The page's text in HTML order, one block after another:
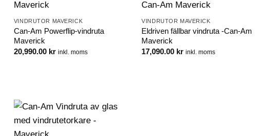
VINDRUTOR MAVERICK
Can-Am Powerflip-vindruta
Maverick
20,990.00 kr inkl. moms
VINDRUTOR MAVERICK
Eldriven fällbar vindruta -Can-Am
Maverick
17,090.00 kr inkl. moms